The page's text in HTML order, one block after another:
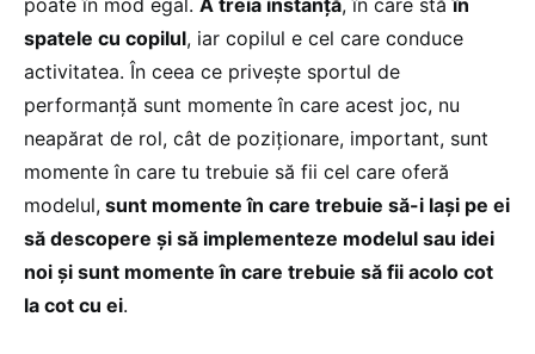
poate în mod egal. A treia instanță, în care stăîn
spatele cu copilul, iar copilul e cel care conduce
activitatea. În ceea ce privește sportul de
performanță sunt momente în care acest joc, nu
neapărat de rol, cât de poziționare, important, sunt
momente în care tu trebuie să fii cel care oferă
modelul, sunt momente în care trebuie să-i lași pe ei
să descopere și să implementeze modelul sau idei
noi și sunt momente în care trebuie să fii acolo cot
la cot cu ei.